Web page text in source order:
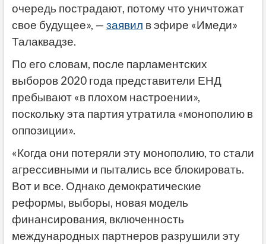
очередь пострадают, потому что уничтожат
свое будущее», — заявил в эфире «Имеди»
Талаквадзе.
По его словам, после парламентских
выборов 2020 года представители ЕНД
пребывают «в плохом настроении»,
поскольку эта партия утратила «монополию в
оппозиции».
«Когда они потеряли эту монополию, то стали
агрессивными и пытались все блокировать.
Вот и все. Однако демократические
реформы, выборы, новая модель
финансирования, включенность
международных партнеров разрушили эту